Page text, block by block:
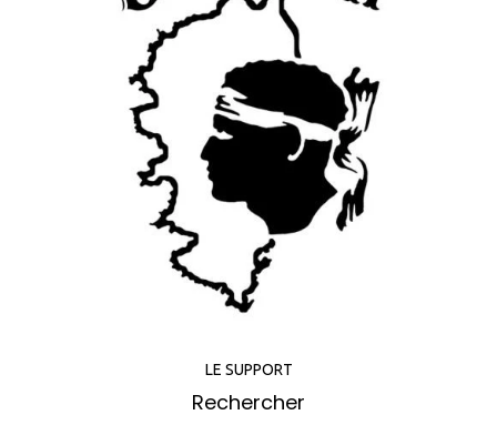
LE SUPPORT
Rechercher